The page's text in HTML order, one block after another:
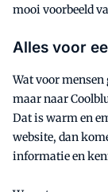
mooi voorbeeld
Alles voor
Wat voor
maar naar
Dat is warm en
website, dan
informatie en